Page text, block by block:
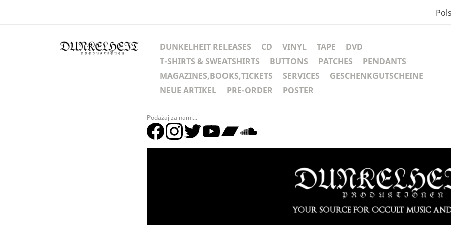
DUNKELHEIT RELEASES CD VINYL TAPE
DVD
T-SHIRTS & SWEATSHIRTS
BUTTONS PATCHES
PENDANTS
MAGAZINES,BOOKS,TICKETS
SERVICES
GESCHENKGUTSCHEINE
NEUE ARTIKEL
PRE-ORDER POSTER
Podążaj za nami...